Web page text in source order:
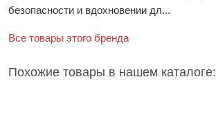
безопасности и вдохновении дл...
Все товары этого бренда
Похожие товары в нашем каталоге: